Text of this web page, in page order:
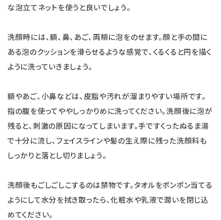
な泡立てネットを使うと良いでしょう。
洗顔時には、額、鼻、あご、両頬に泡をのせます。顔と手の間に
ある泡のクッションを滑らせるような感覚で、くるくると円を描く
ように洗っていきましょう。
額やあご、小鼻などは、皮脂や汚れが溜まりやすい場所です。
指の腹を使ってややしっかりめに洗ってください。洗顔後に泡が
残ると、刺激の原因になってしまいます。手ですくったぬるま湯
で十分に流し、フェイスラインや髪の生え際に残った洗顔料も
しっかりと落とし切りましょう。
洗顔後もごしごしこするのは禁物です。タオルをポンポン当てる
ようにして水分を拭き取ったら、化粧水や乳液で潤いを閉じ込
めてください。